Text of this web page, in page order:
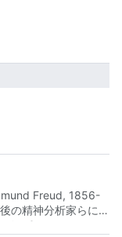
Freud, 1856-
の精神分析家らによ
ろは3つ...」